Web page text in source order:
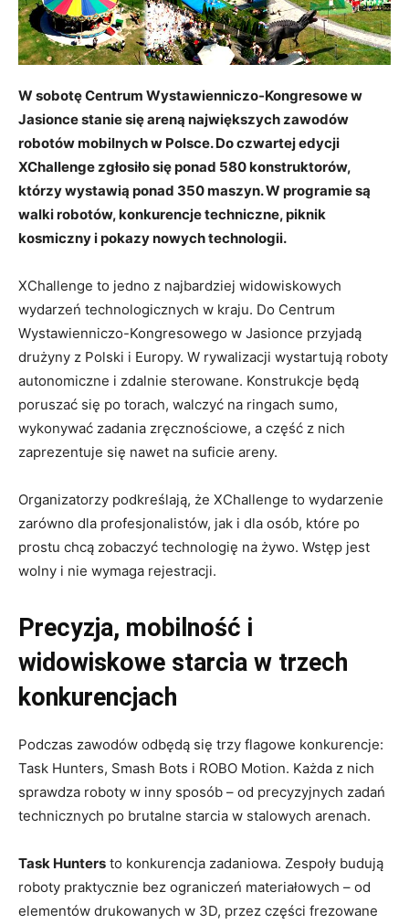
W sobotę Centrum Wystawienniczo-Kongresowe w
Jasionce stanie się areną największych zawodów
robotów mobilnych w Polsce. Do czwartej edycji
XChallenge zgłosiło się ponad 580 konstruktorów,
którzy wystawią ponad 350 maszyn. W programie są
walki robotów, konkurencje techniczne, piknik
kosmiczny i pokazy nowych technologii.
XChallenge to jedno z najbardziej widowiskowych
wydarzeń technologicznych w kraju. Do Centrum
Wystawienniczo-Kongresowego w Jasionce przyjadą
drużyny z Polski i Europy. W rywalizacji wystartują roboty
autonomiczne i zdalnie sterowane. Konstrukcje będą
poruszać się po torach, walczyć na ringach sumo,
wykonywać zadania zręcznościowe, a część z nich
zaprezentuje się nawet na suficie areny.
Organizatorzy podkreślają, że XChallenge to wydarzenie
zarówno dla profesjonalistów, jak i dla osób, które po
prostu chcą zobaczyć technologię na żywo. Wstęp jest
wolny i nie wymaga rejestracji.
Precyzja, mobilność i
widowiskowe starcia w trzech
konkurencjach
Podczas zawodów odbędą się trzy flagowe konkurencje:
Task Hunters, Smash Bots i ROBO Motion. Każda z nich
sprawdza roboty w inny sposób – od precyzyjnych zadań
technicznych po brutalne starcia w stalowych arenach.
Task Hunters to konkurencja zadaniowa. Zespoły budują
roboty praktycznie bez ograniczeń materiałowych – od
elementów drukowanych w 3D, przez części frezowane